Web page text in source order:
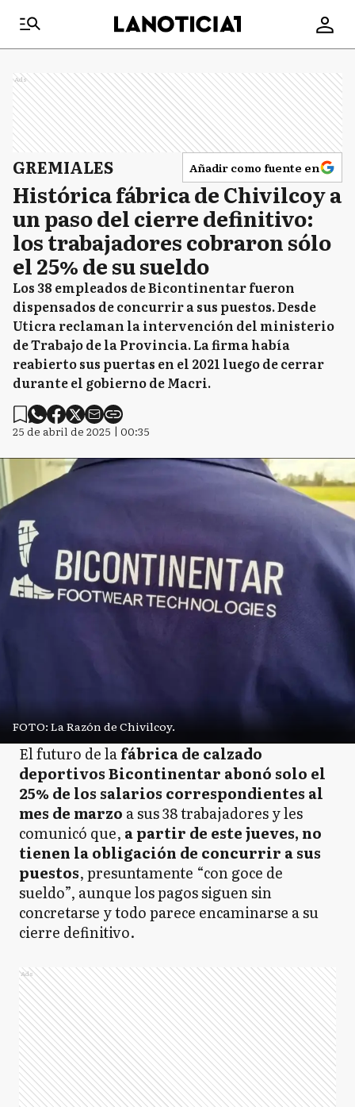
Ads
GREMIALES Añadir como fuente en
Histórica fábrica de Chivilcoy a
un paso del cierre definitivo:
los trabajadores cobraron sólo
el 25% de su sueldo
Los 38 empleados de Bicontinentar fueron
dispensados de concurrir a sus puestos. Desde
Uticra reclaman la intervención del ministerio
de Trabajo de la Provincia. La firma había
reabierto sus puertas en el 2021 luego de cerrar
durante el gobierno de Macri.
25 de abril de 2025 | 00:35
FOTO: La Razón de Chivilcoy.
El futuro de lafábrica de calzado
deportivos Bicontinentar abonó solo el
25% de los salarios correspondientes al
mes de marzo a sus 38 trabajadores y les
comunicó que, a partir de este jueves, no
tienen la obligación de concurrir a sus
puestos, presuntamente “con goce de
sueldo”, aunque los pagos siguen sin
concretarse y todo parece encaminarse a su
cierre definitivo.
Ads